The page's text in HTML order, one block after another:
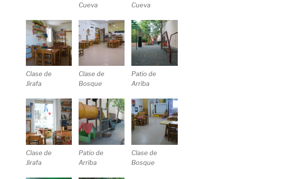
Cueva
Cueva
Clase de
Jirafa
Clase de
Bosque
Patio de
Arriba
Clase de
Jirafa
Patio de
Arriba
Clase de
Bosque